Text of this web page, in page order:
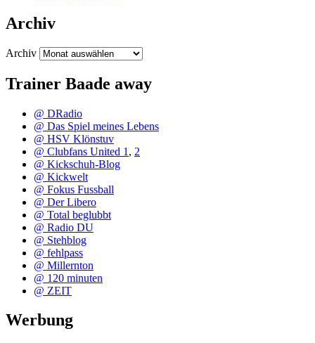
Archiv
Archiv
Trainer Baade away
@ DRadio
@ Das Spiel meines Lebens
@ HSV Klönstuv
@ Clubfans United 1 , 2
@ Kickschuh-Blog
@ Kickwelt
@ Fokus Fussball
@ Der Libero
@ Total beglubbt
@ Radio DU
@ Stehblog
@ fehlpass
@ Millernton
@ 120 minuten
@ ZEIT
Werbung